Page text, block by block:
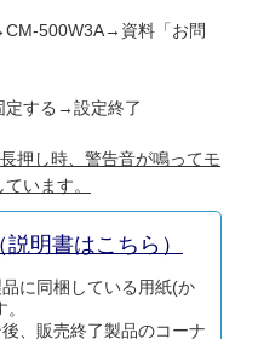
500W3A→資料「お問
定する→設定終了
押し時、警告音が鳴ってモ
います。
明書はこちら）
に同梱している用紙(か
、販売終了製品のコーナ